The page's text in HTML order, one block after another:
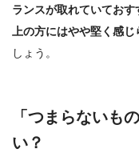
ランスが取れていておす
上の方にはやや堅く感
しょう。
「つまらないも
い？